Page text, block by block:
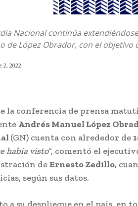
Nacional continúa
de López Obrador, con el objetivo
2, 2022
la conferencia de prensa
Andrés Manuel López
(GN) cuenta con alrededor de
había visto“, comentó el
deErnesto Zedillo,
según sus datos.